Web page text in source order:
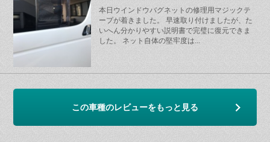
本日ウインドウバグネットの修理用マジックテ
ープが着きました。 早速取り付けましたが、た
いへん分かりやすい説明書で完璧に復元できま
した。 ネット自体の堅牢度は...
この車種のレビューをもっと見る